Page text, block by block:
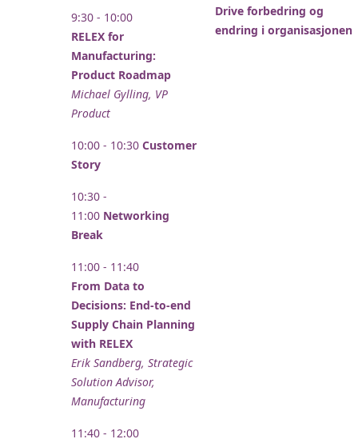
9:30 - 10:00
RELEX for
Manufacturing:
Product Roadmap
Michael Gylling​, VP
Product
10:00 - 10:30 Customer
Story
10:30 -
11:00 Networking
Break
11:00 - 11:40
From Data to
Decisions: End-to-end
Supply Chain Planning
with RELEX
Erik Sandberg​, Strategic
Solution Advisor,
Manufacturing
11:40 - 12:00
Drive forbedring og
endring i organisasjonen